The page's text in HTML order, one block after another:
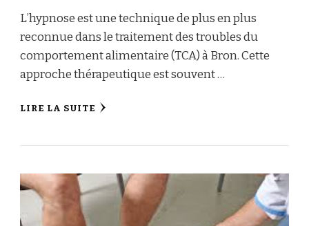
L’hypnose est une technique de plus en plus
reconnue dans le traitement des troubles du
comportement alimentaire (TCA) à Bron. Cette
approche thérapeutique est souvent …
LIRE LA SUITE